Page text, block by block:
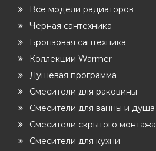
Все модели радиаторов
Черная сантехника
Бронзовая сантехника
Коллекции Warmer
Душевая программа
Смесители для раковины
Смесители для ванны и душа
Смесители скрытого монтажа
Смесители для кухни